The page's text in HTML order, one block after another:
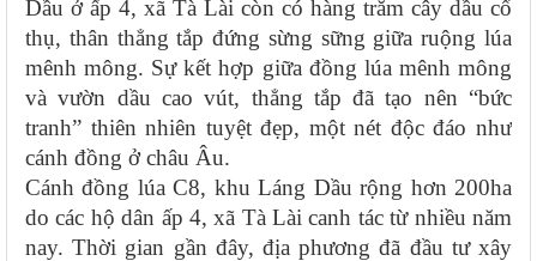
Dầu ở ấp 4, xã Tà Lài còn có hàng trăm cây dầu cổ
thụ, thân thẳng tắp đứng sừng sững giữa ruộng lúa
mênh mông. Sự kết hợp giữa đồng lúa mênh mông
và vườn dầu cao vút, thẳng tắp đã tạo nên “bức
tranh” thiên nhiên tuyệt đẹp, một nét độc đáo như
cánh đồng ở châu Âu.
Cánh đồng lúa C8, khu Láng Dầu rộng hơn 200ha
do các hộ dân ấp 4, xã Tà Lài canh tác từ nhiều năm
nay. Thời gian gần đây, địa phương đã đầu tư xây